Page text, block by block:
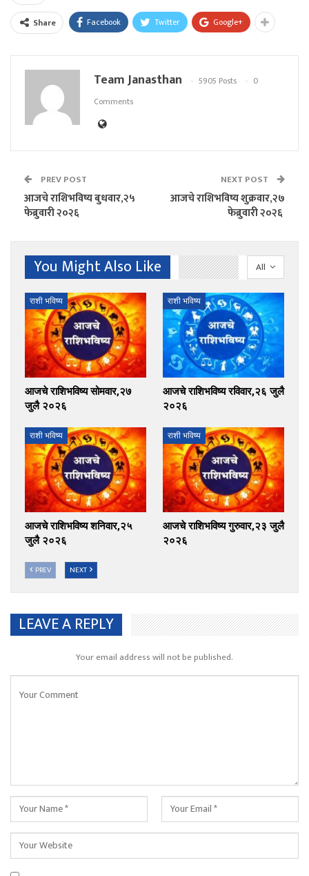
Share Facebook Twitter Google+
Team Janasthan 5905 Posts
0
Comments
PREV POST
आजचे राशिभविष्य बुधवार,२५
फेब्रुवारी २०२६
NEXT POST
आजचे राशिभविष्य शुक्रवार,२७
फेब्रुवारी २०२६
All
You Might Also Like
राशी भविष्य
आजचे राशिभविष्य सोमवार,२७
जुलै २०२६
राशी भविष्य
आजचे राशिभविष्य रविवार,२६ जुलै
२०२६
राशी भविष्य
आजचे राशिभविष्य शनिवार,२५
जुलै २०२६
राशी भविष्य
आजचे राशिभविष्य गुरुवार,२३ जुलै
२०२६
PREV NEXT
LEAVE A REPLY
Your email address will not be published.